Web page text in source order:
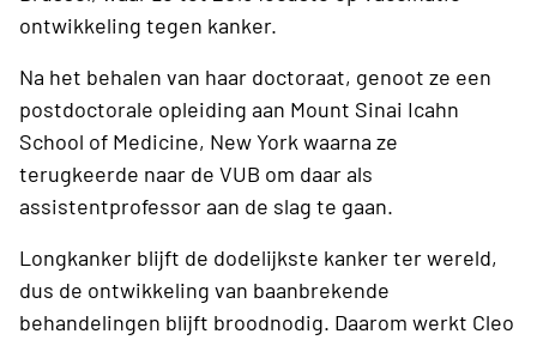
ontwikkeling tegen kanker.
Na het behalen van haar doctoraat, genoot ze een
postdoctorale opleiding aan Mount Sinai Icahn
School of Medicine, New York waarna ze
terugkeerde naar de VUB om daar als
assistentprofessor aan de slag te gaan.
Longkanker blijft de dodelijkste kanker ter wereld,
dus de ontwikkeling van baanbrekende
behandelingen blijft broodnodig. Daarom werkt Cleo